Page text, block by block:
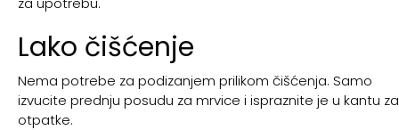
Lako čišćenje
Nema potrebe za podizanjem prilikom čišćenja. Samo
izvucite prednju posudu za mrvice i ispraznite je u kantu za
otpatke.